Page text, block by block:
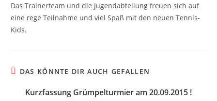
Das Trainerteam und die Jugendabteilung freuen sich auf
eine rege Teilnahme und viel Spaß mit den neuen Tennis-
Kids.
DAS KÖNNTE DIR AUCH GEFALLEN
Kurzfassung Grümpelturmier am 20.09.2015 !